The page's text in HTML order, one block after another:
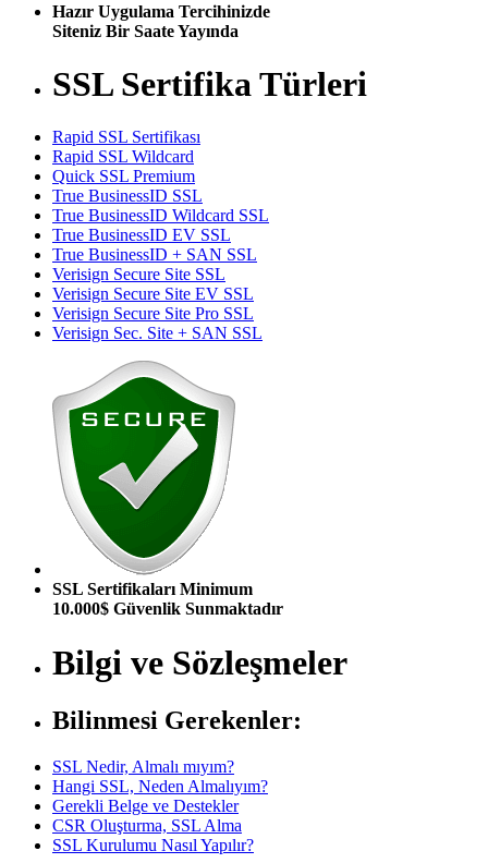
Hazır Uygulama Tercihinizde
Siteniz Bir Saate Yayında
SSL Sertifika Türleri
Rapid SSL Sertifikası
Rapid SSL Wildcard
Quick SSL Premium
True BusinessID SSL
True BusinessID Wildcard SSL
True BusinessID EV SSL
True BusinessID + SAN SSL
Verisign Secure Site SSL
Verisign Secure Site EV SSL
Verisign Secure Site Pro SSL
Verisign Sec. Site + SAN SSL
SSL Sertifikaları Minimum
10.000$ Güvenlik Sunmaktadır
Bilgi ve Sözleşmeler
Bilinmesi Gerekenler:
SSL Nedir, Almalı mıyım?
Hangi SSL, Neden Almalıyım?
Gerekli Belge ve Destekler
CSR Oluşturma, SSL Alma
SSL Kurulumu Nasıl Yapılır?